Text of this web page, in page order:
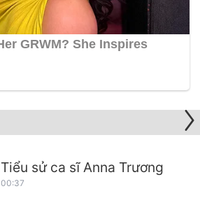
Tiểu sử ca sĩ Anna Trương
00:37